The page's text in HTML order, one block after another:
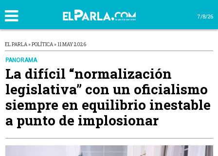
7/8/26
EL PARLA » POLÍTICA » 11 MAY 2026
PANORAMA
La difícil “normalización
legislativa” con un oficialismo
siempre en equilibrio inestable
a punto de implosionar